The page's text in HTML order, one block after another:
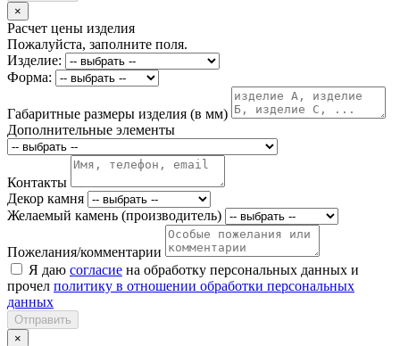
×
Расчет цены изделия
Пожалуйста, заполните поля.
Изделие:
Форма:
Габаритные размеры изделия (в мм)
Дополнительные элементы
Контакты
Декор камня
Желаемый камень (производитель)
Пожелания/комментарии
Я даю согласие на обработку персональных данных и
прочел политику в отношении обработки персональных
данных
Отправить
×